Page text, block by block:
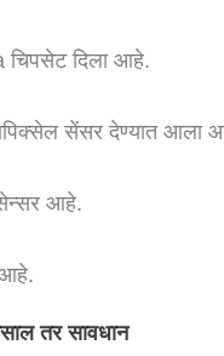
चिपसेट दिला आहे.
सेंसर देण्यात आला
सेन्सर आहे.
आहे.
तर सावधान